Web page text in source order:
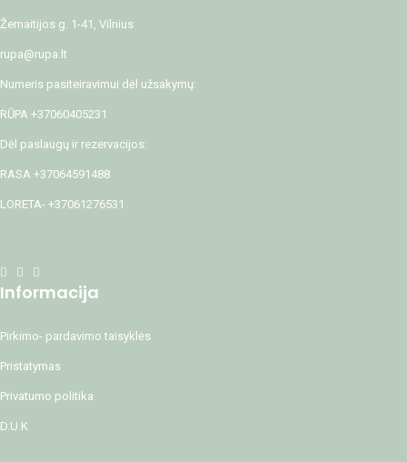
Žemaitijos g. 1-41, Vilnius
rupa@rupa.lt
Numeris pasiteiravimui dėl užsakymų:
RŪPA +37060405231
Dėl paslaugų ir rezervacijos:
RASA +37064591488
LORETA- +37061276531
Informacija
Pirkimo- pardavimo taisyklės
Pristatymas
Privatumo politika
D.U.K